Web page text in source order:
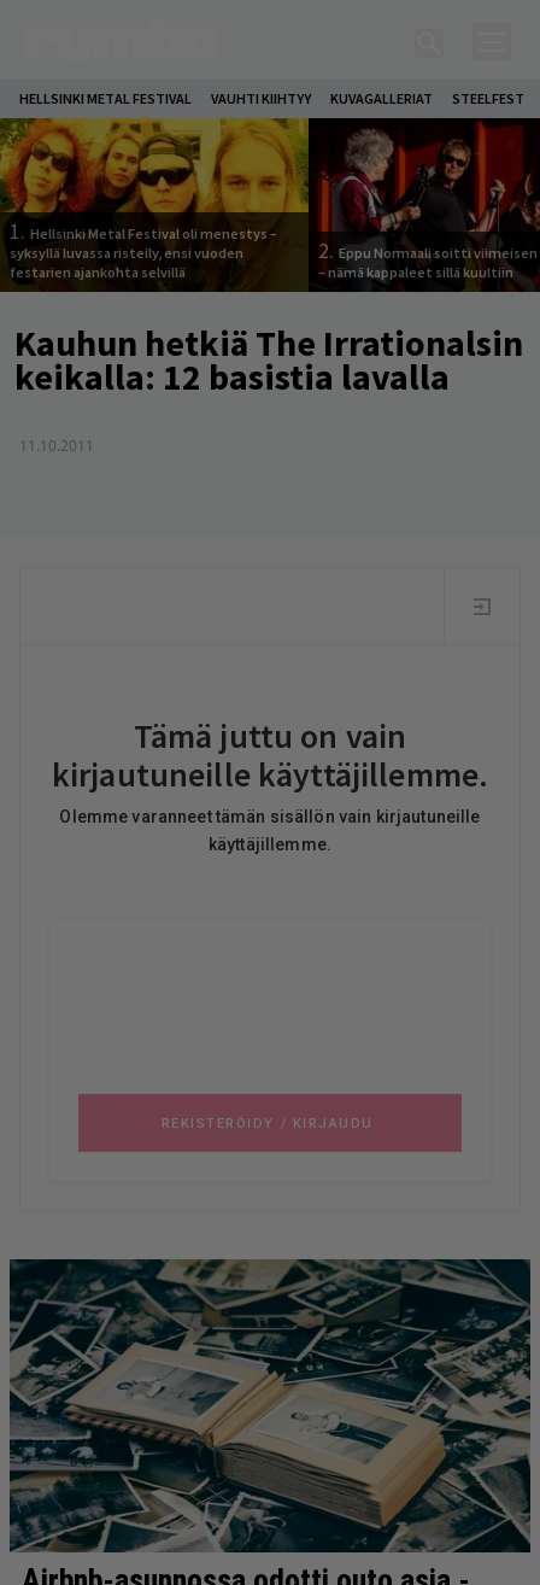
HELLSINKI METAL FESTIVAL VAUHTI KIIHTYY KUVAGALLERIAT STEELFEST
1. Hellsinki Metal Festival oli menestys –
syksyllä luvassa risteily, ensi vuoden
festarien ajankohta selvillä
2. Eppu Normaali soitti viimeisen
– nämä kappaleet sillä kuultiin
Kauhun hetkiä The Irrationalsin
keikalla: 12 basistia lavalla
11.10.2011